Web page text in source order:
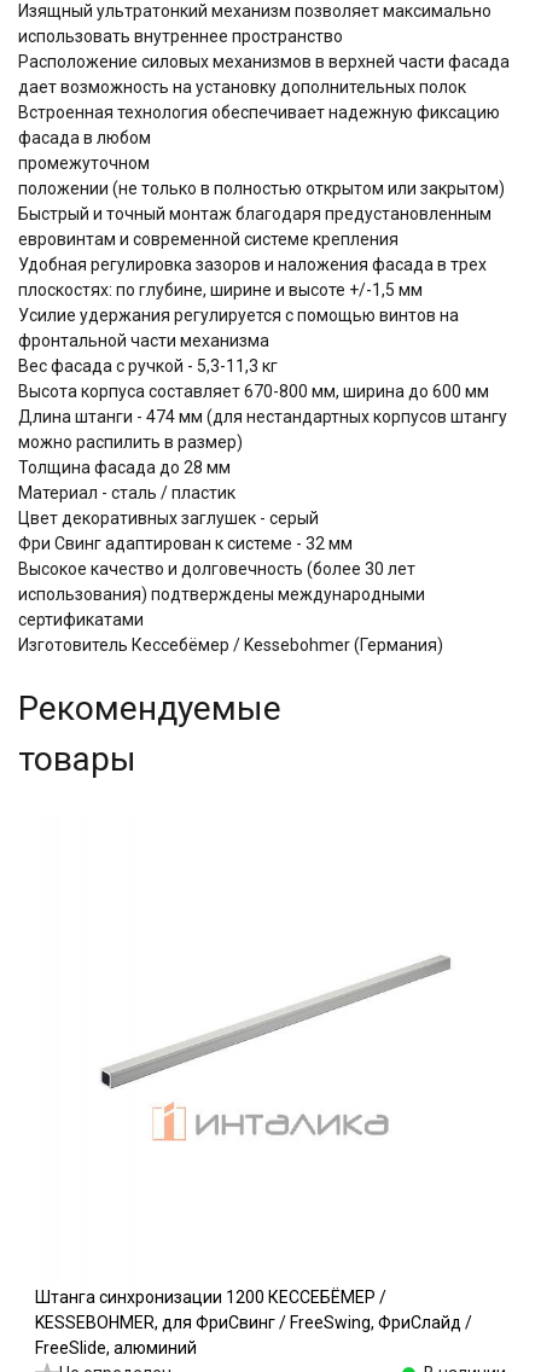
Изящный ультратонкий механизм позволяет максимально
использовать внутреннее пространство
Расположение силовых механизмов в верхней части фасада
дает возможность на установку дополнительных полок
Встроенная технология обеспечивает надежную фиксацию
фасада в любом
промежуточном
положении (не только в полностью открытом или закрытом)
Быстрый и точный монтаж благодаря предустановленным
евровинтам и современной системе крепления
Удобная регулировка зазоров и наложения фасада в трех
плоскостях: по глубине, ширине и высоте +/-1,5 мм
Усилие удержания регулируется с помощью винтов на
фронтальной части механизма
Вес фасада с ручкой - 5,3-11,3 кг
Высота корпуса составляет 670-800 мм, ширина до 600 мм
Длина штанги - 474 мм (для нестандартных корпусов штангу
можно распилить в размер)
Толщина фасада до 28 мм
Материал - сталь / пластик
Цвет декоративных заглушек - серый
Фри Свинг адаптирован к системе - 32 мм
Высокое качество и долговечность (более 30 лет
использования) подтверждены международными
сертификатами
Изготовитель Кессебёмер / Kessebohmer (Германия)
Рекомендуемые
товары
Штанга синхронизации 1200 КЕССЕБЁМЕР /
KESSEBOHMER, для ФриСвинг / FreeSwing, ФриСлайд /
FreeSlide, алюминий